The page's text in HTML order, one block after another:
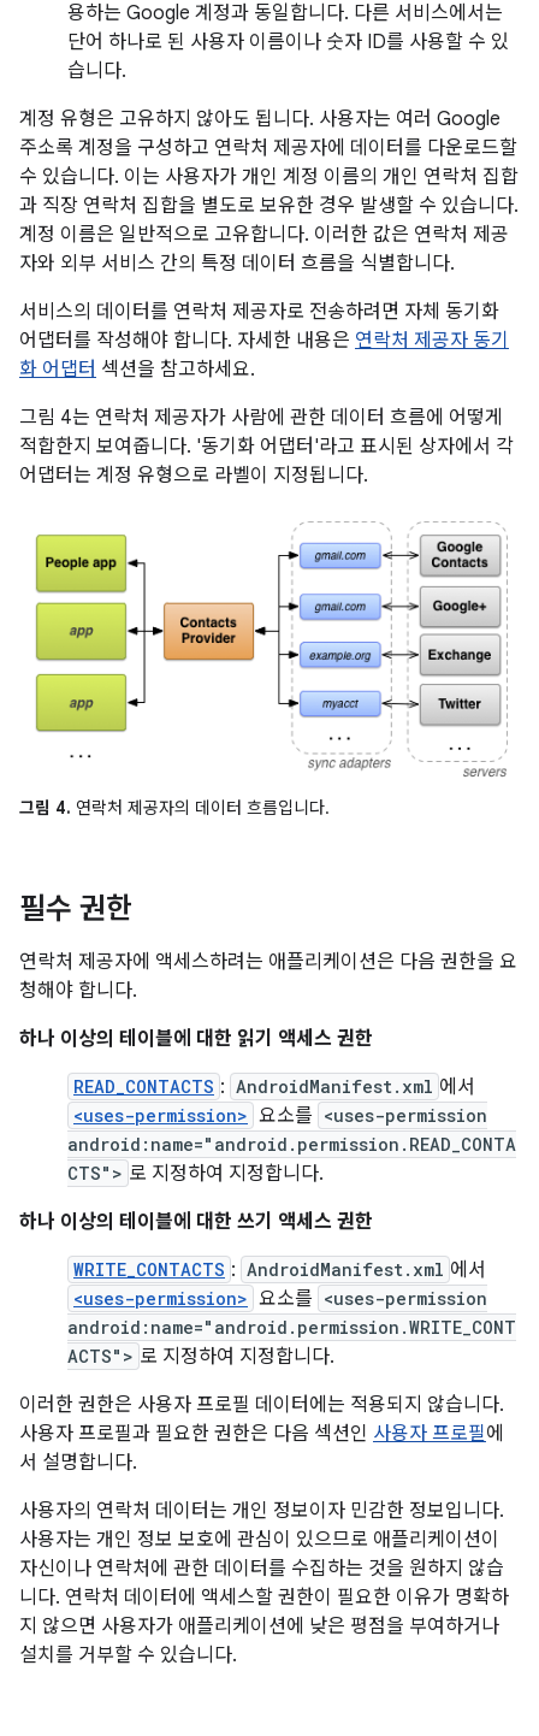
용하는 Google 계정과 동일합니다. 다른 서비스에서는
단어 하나로 된 사용자 이름이나 숫자 ID를 사용할 수 있
습니다.
계정 유형은 고유하지 않아도 됩니다. 사용자는 여러 Google
주소록 계정을 구성하고 연락처 제공자에 데이터를 다운로드할
수 있습니다. 이는 사용자가 개인 계정 이름의 개인 연락처 집합
과 직장 연락처 집합을 별도로 보유한 경우 발생할 수 있습니다.
계정 이름은 일반적으로 고유합니다. 이러한 값은 연락처 제공
자와 외부 서비스 간의 특정 데이터 흐름을 식별합니다.
서비스의 데이터를 연락처 제공자로 전송하려면 자체 동기화
어댑터를 작성해야 합니다. 자세한 내용은 연락처 제공자 동기
화 어댑터 섹션을 참고하세요.
그림 4는 연락처 제공자가 사람에 관한 데이터 흐름에 어떻게
적합한지 보여줍니다. '동기화 어댑터'라고 표시된 상자에서 각
어댑터는 계정 유형으로 라벨이 지정됩니다.
그림 4. 연락처 제공자의 데이터 흐름입니다.
필수 권한
연락처 제공자에 액세스하려는 애플리케이션은 다음 권한을 요
청해야 합니다.
하나 이상의 테이블에 대한 읽기 액세스 권한
READ_CONTACTS : AndroidManifest.xml 에서
<uses-permission> 요소를 <uses-permission
android:name="android.permission.READ_CONTA
CTS"> 로 지정하여 지정합니다.
하나 이상의 테이블에 대한 쓰기 액세스 권한
WRITE_CONTACTS : AndroidManifest.xml 에서
<uses-permission> 요소를 <uses-permission
android:name="android.permission.WRITE_CONT
ACTS"> 로 지정하여 지정합니다.
이러한 권한은 사용자 프로필 데이터에는 적용되지 않습니다.
사용자 프로필과 필요한 권한은 다음 섹션인 사용자 프로필에
서 설명합니다.
사용자의 연락처 데이터는 개인 정보이자 민감한 정보입니다.
사용자는 개인 정보 보호에 관심이 있으므로 애플리케이션이
자신이나 연락처에 관한 데이터를 수집하는 것을 원하지 않습
니다. 연락처 데이터에 액세스할 권한이 필요한 이유가 명확하
지 않으면 사용자가 애플리케이션에 낮은 평점을 부여하거나
설치를 거부할 수 있습니다.